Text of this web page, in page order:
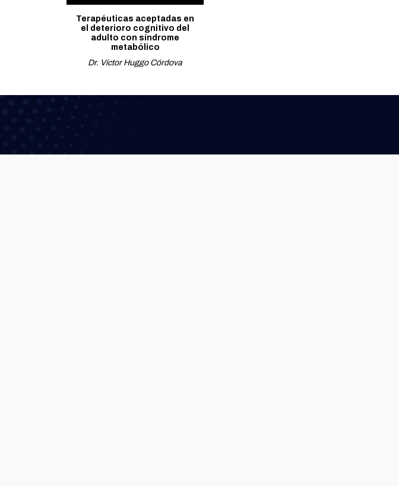
Terapéuticas aceptadas en
el deterioro cognitivo del
adulto con síndrome
metabólico
Dr. Víctor Huggo Córdova